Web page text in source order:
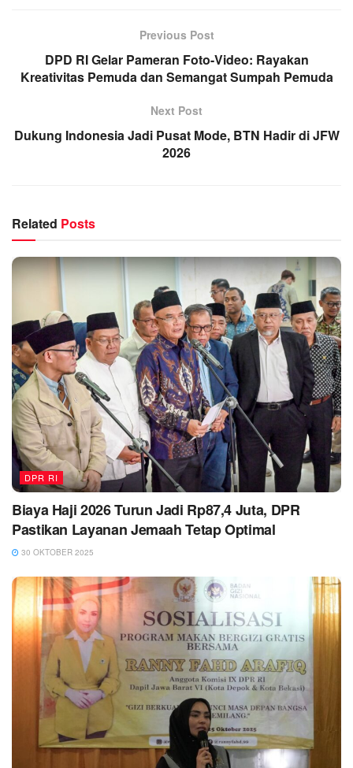
Previous Post
DPD RI Gelar Pameran Foto-Video: Rayakan
Kreativitas Pemuda dan Semangat Sumpah Pemuda
Next Post
Dukung Indonesia Jadi Pusat Mode, BTN Hadir di JFW
2026
Related Posts
DPR RI
Biaya Haji 2026 Turun Jadi Rp87,4 Juta, DPR
Pastikan Layanan Jemaah Tetap Optimal
30 OKTOBER 2025